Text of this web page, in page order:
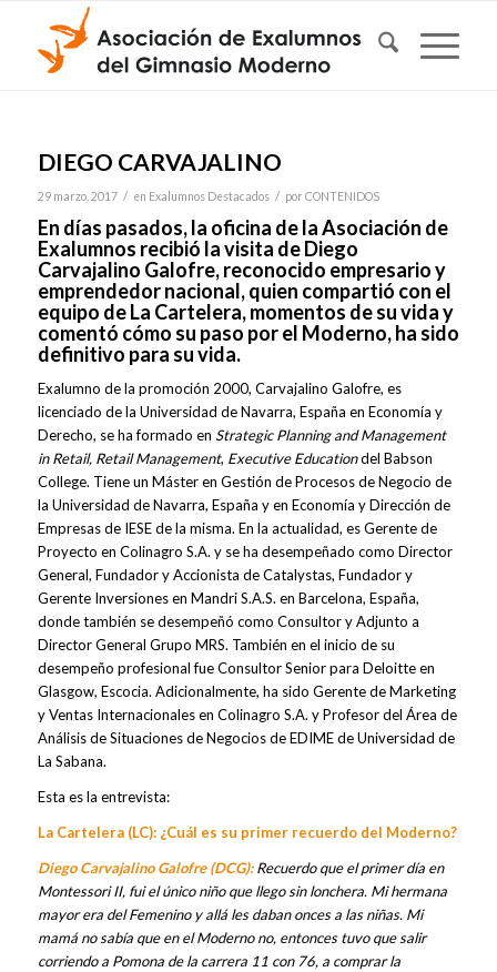
DIEGO CARVAJALINO
29 marzo, 2017 / en Exalumnos Destacados / por CONTENIDOS
En días pasados, la oficina de la Asociación de
Exalumnos recibió la visita de Diego
Carvajalino Galofre, reconocido empresario y
emprendedor nacional, quien compartió con el
equipo de La Cartelera, momentos de su vida y
comentó cómo su paso por el Moderno, ha sido
definitivo para su vida.
Exalumno de la promoción 2000, Carvajalino Galofre, es
licenciado de la Universidad de Navarra, España en Economía y
Derecho, se ha formado en Strategic Planning and Management
in Retail, Retail Management, Executive Educationdel Babson
College. Tiene un Máster en Gestión de Procesos de Negocio de
la Universidad de Navarra, España y en Economía y Dirección de
Empresas de IESE de la misma. En la actualidad, es Gerente de
Proyecto en Colinagro S.A. y se ha desempeñado como Director
General, Fundador y Accionista de Catalystas, Fundador y
Gerente Inversiones en Mandri S.A.S. en Barcelona, España,
donde también se desempeñó como Consultor y Adjunto a
Director General Grupo MRS. También en el inicio de su
desempeño profesional fue Consultor Senior para Deloitte en
Glasgow, Escocia. Adicionalmente, ha sido Gerente de Marketing
y Ventas Internacionales en Colinagro S.A. y Profesor del Área de
Análisis de Situaciones de Negocios de EDIME de Universidad de
La Sabana.
Esta es la entrevista:
La Cartelera (LC): ¿Cuál es su primer recuerdo del Moderno?
Diego Carvajalino Galofre (DCG):Recuerdo que el primer día en
Montessori II, fui el único niño que llego sin lonchera. Mi hermana
mayor era del Femenino y allá les daban onces a las niñas. Mi
mamá no sabía que en el Moderno no, entonces tuvo que salir
corriendo a Pomona de la carrera 11 con 76, a comprar la